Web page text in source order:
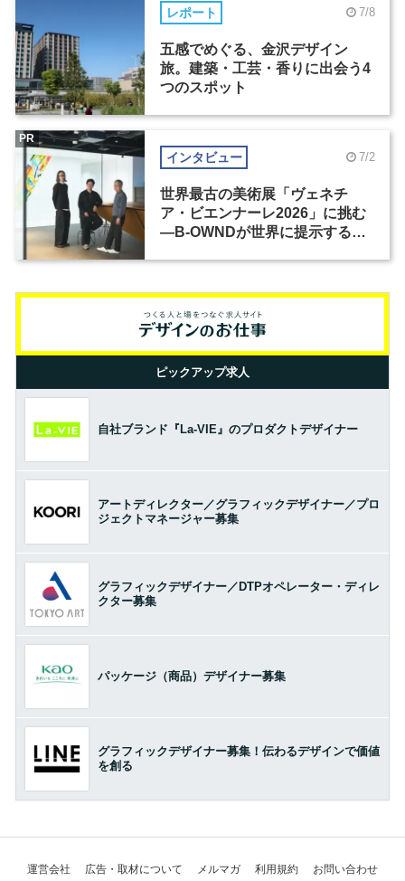
レポート 7/8
五感でめぐる、金沢デザイン
旅。建築・工芸・香りに出会う4
つのスポット
インタビュー 7/2
世界最古の美術展「ヴェネチ
ア・ビエンナーレ2026」に挑む
―B-OWNDが世界に提示する美
PR
ピックアップ求人
自社ブランド『La-VIE』のプロダクトデザイナー
アートディレクター／グラフィックデザイナー／プロ
ジェクトマネージャー募集
グラフィックデザイナー／DTPオペレーター・ディレ
クター募集
パッケージ（商品）デザイナー募集
グラフィックデザイナー募集！伝わるデザインで価値
を創る
運営会社 広告・取材について メルマガ 利用規約 お問い合わせ